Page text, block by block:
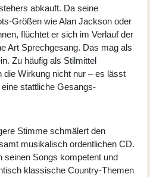
abkauft. Da seine
Größen wie Alan Jackson oder
flüchtet er sich im Verlauf der
Art Sprechgesang. Das mag als
Zu häufig als Stilmittel
Wirkung nicht nur – es lässt
stattliche Gesangs-
Stimme schmälert den
musikalisch ordentlichen CD.
seinen Songs kompetent und
klassische Country-Themen